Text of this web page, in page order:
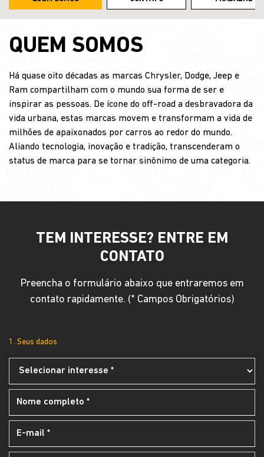
QUEM SOMOS
Há quase oito décadas as marcas Chrysler, Dodge, Jeep e
Ram compartilham com o mundo sua forma de ser e
inspirar as pessoas. De ícone do off-road a desbravadora da
vida urbana, estas marcas movem e transformam a vida de
milhões de apaixonados por carros ao redor do mundo.
Aliando tecnologia, inovação e tradição, transcenderam o
status de marca para se tornar sinônimo de uma categoria.
TEM INTERESSE? ENTRE EM
CONTATO
Preencha o formulário abaixo que entraremos em
contato rapidamente. (* Campos Obrigatórios)
1. Seus dados